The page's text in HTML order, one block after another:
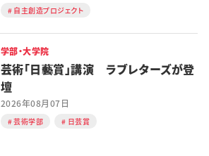
自主創造プロジェクト
学部・大学院
芸術「日藝賞」講演 ラブレターズが登
壇
2026年08月07日
芸術学部 日芸賞